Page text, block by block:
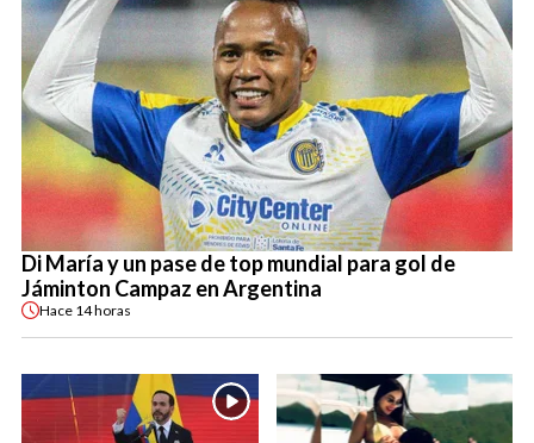
Di María y un pase de top mundial para gol de
Jáminton Campaz en Argentina
Hace 14 horas